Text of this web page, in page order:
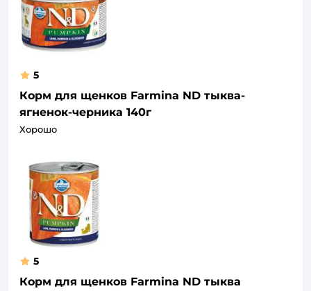
5
Корм для щенков Farmina ND тыква-
ягненок-черника 140г
Хорошо
5
Корм для щенков Farmina ND тыква